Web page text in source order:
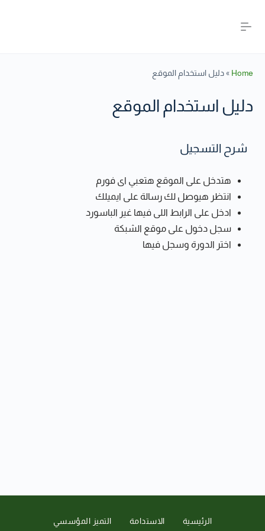
Home
»دليل استخدام الموقع
دليل استخدام الموقع
شرح التسجيل
هتدخل على الموقع هتعبي اى فورم
انتظر هيوصل لك رسالة على ايميلك
ادخل على الرابط اللى فيها غير الباسورد
سجل دخول على موقع الشبكة
اختر الدورة وسجل فيها
الرئيسية الاستدامة التميز المؤسسي